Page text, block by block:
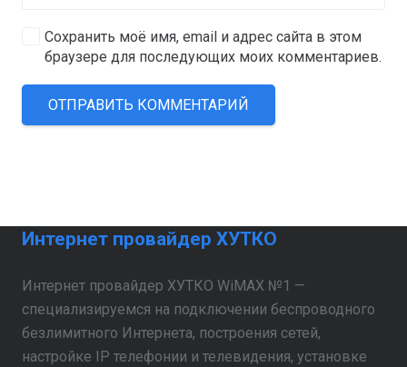
Сохранить моё имя, email и адрес сайта в этом
браузере для последующих моих комментариев.
ОТПРАВИТЬ КОММЕНТАРИЙ
Интернет провайдер ХУТКО
Интернет провайдер ХУТКО WiMAX №1 —
специализируемся на подключении беспроводного
безлимитного Интернета, построения сетей,
настройке IP телефонии и телевидения, установке